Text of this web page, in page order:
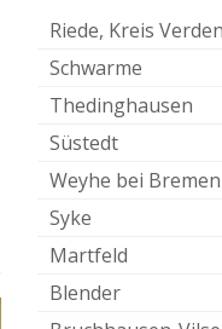
Riede, Kreis Verden
Schwarme
Thedinghausen
Süstedt
Weyhe bei Bremen
Syke
Martfeld
Blender